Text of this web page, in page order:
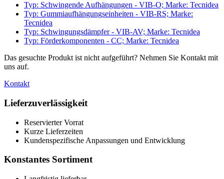
Typ: Schwingende Aufhängungen - VIB-O; Marke: Tecnidea
Typ: Gummiaufhängungseinheiten - VIB-RS; Marke:
Tecnidea
Typ: Schwingungsdämpfer - VIB-AV; Marke: Tecnidea
Typ: Förderkomponenten - CC; Marke: Tecnidea
Das gesuchte Produkt ist nicht aufgeführt? Nehmen Sie Kontakt mit
uns auf.
Kontakt
Lieferzuverlässigkeit
Reservierter Vorrat
Kurze Lieferzeiten
Kundenspezifische Anpassungen und Entwicklung
Konstantes Sortiment